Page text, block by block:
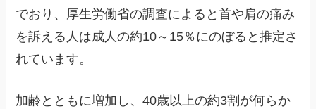
でおり、厚生労働省の調査によると首や肩の痛み
を訴える人は成人の約10～15％にのぼると推定さ
れています。
加齢とともに増加し、40歳以上の約3割が何らか